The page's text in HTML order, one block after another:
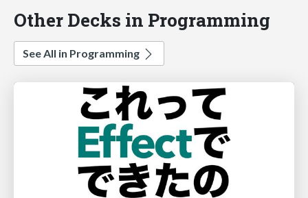
Other Decks in Programming
See All in Programming